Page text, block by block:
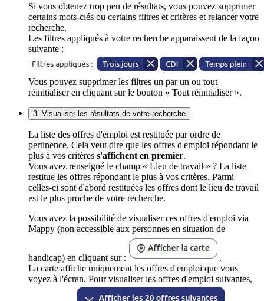
Si vous obtenez trop peu de résultats, vous pouvez supprimer
certains mots-clés ou certains filtres et critères et relancer votre
recherche.
Les filtres appliqués à votre recherche apparaissent de la façon
suivante :
Vous pouvez supprimer les filtres un par un ou tout
réinitialiser en cliquant sur le bouton « Tout réinitialiser ».
3. Visualiser les résultats de votre recherche
La liste des offres d'emploi est restituée par ordre de
pertinence. Cela veut dire que les offres d'emploi répondant le
plus à vos critères s'affichent en premier.
Vous avez renseigné le champ « Lieu de travail » ? La liste
restitue les offres répondant le plus à vos critères. Parmi
celles-ci sont d'abord restituées les offres dont le lieu de travail
est le plus proche de votre recherche.
Vous avez la possibilité de visualiser ces offres d'emploi via
Mappy (non accessible aux personnes en situation de
handicap) en cliquant sur :
.
La carte affiche uniquement les offres d'emploi que vous
voyez à l'écran. Pour visualiser les offres d'emploi suivantes,